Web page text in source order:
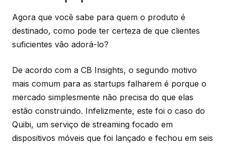
Agora que você sabe para quem o produto é
destinado, como pode ter certeza de que clientes
suficientes vão adorá-lo?
De acordo com a CB Insights, o segundo motivo
mais comum para as startups falharem é porque o
mercado simplesmente não precisa do que elas
estão construindo. Infelizmente, este foi o caso do
Quibi, um serviço de streaming focado em
dispositivos móveis que foi lançado e fechou em seis